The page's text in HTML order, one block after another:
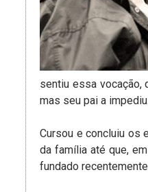
sentiu essa vocação,
mas seu pai a impediu.
Cursou e concluiu os
da família até que,
fundado